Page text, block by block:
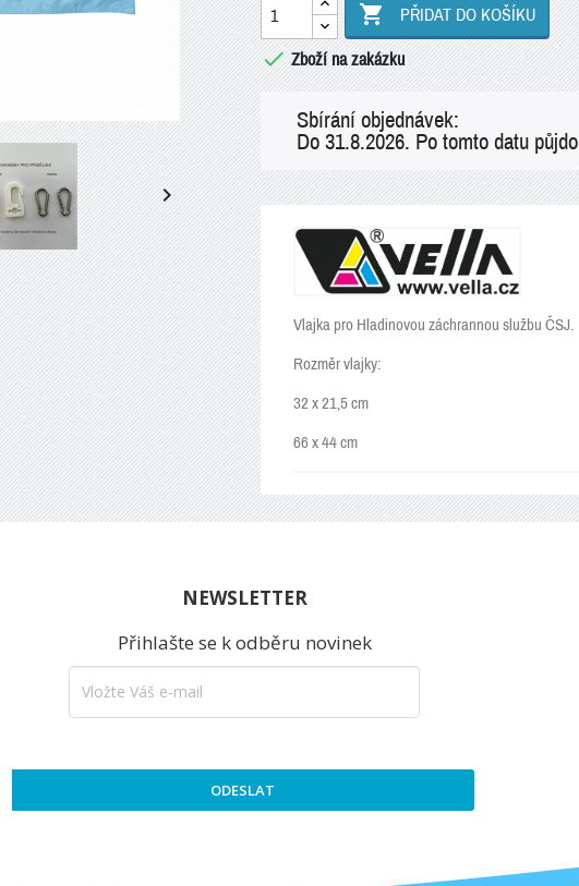

 PŘIDAT DO KOŠÍKU
Zboží na zakázku
Sbírání objednávek:
Do 31.8.2026. Po tomto datu
Vlajka pro Hladinovou záchrannou službu ČSJ.
Rozměr vlajky:
32 x 21,5 cm
66 x 44 cm
NEWSLETTER
Přihlašte se k odběru novinek
ODESLAT